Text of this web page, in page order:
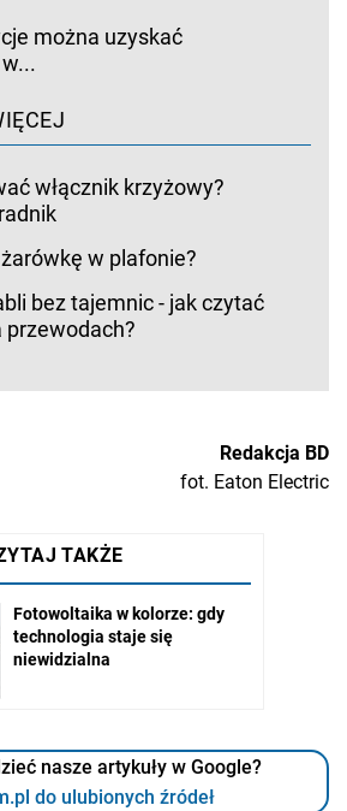
można uzyskać
włącznik krzyżowy?
w plafonie?
bez tajemnic - jak czytać
przewodach?
Redakcja BD
fot. Eaton Electric
nasze artykuły w Google?
do ulubionych źródeł